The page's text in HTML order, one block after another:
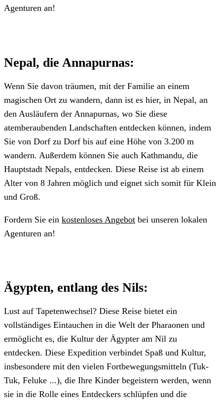
Agenturen an!
Nepal, die Annapurnas:
Wenn Sie davon träumen, mit der Familie an einem
magischen Ort zu wandern, dann ist es hier, in Nepal, an
den Ausläufern der Annapurnas, wo Sie diese
atemberaubenden Landschaften entdecken können, indem
Sie von Dorf zu Dorf bis auf eine Höhe von 3.200 m
wandern. Außerdem können Sie auch Kathmandu, die
Hauptstadt Nepals, entdecken. Diese Reise ist ab einem
Alter von 8 Jahren möglich und eignet sich somit für Klein
und Groß.
Fordern Sie ein kostenloses Angebot bei unseren lokalen
Agenturen an!
Ägypten, entlang des Nils:
Lust auf Tapetenwechsel? Diese Reise bietet ein
vollständiges Eintauchen in die Welt der Pharaonen und
ermöglicht es, die Kultur der Ägypter am Nil zu
entdecken. Diese Expedition verbindet Spaß und Kultur,
insbesondere mit den vielen Fortbewegungsmitteln (Tuk-
Tuk, Feluke ...), die Ihre Kinder begeistern werden, wenn
sie in die Rolle eines Entdeckers schlüpfen und die